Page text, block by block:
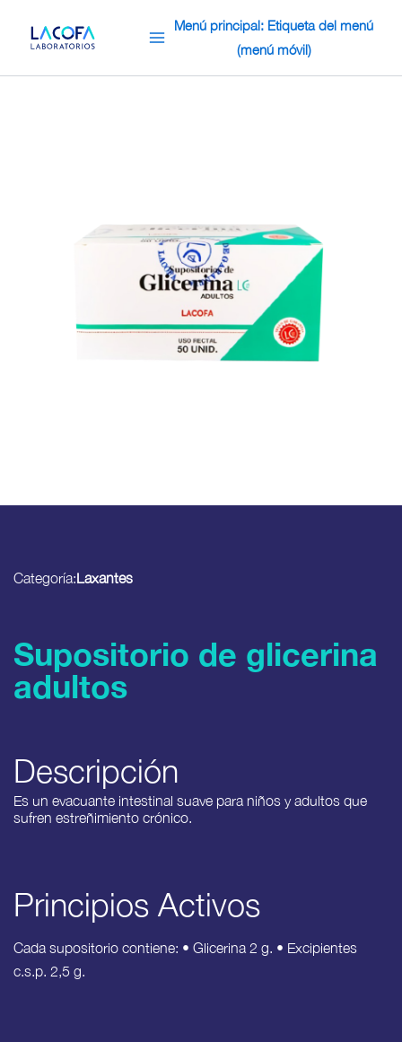
al
Menú principal: Etiqueta del menú
(menú móvil)
Categoría:Laxantes
Supositorio de glicerina
adultos
Descripción
Es un evacuante intestinal suave para niños y adultos que
sufren estreñimiento crónico.
Principios Activos
Cada supositorio contiene: • Glicerina 2 g. • Excipientes
c.s.p. 2,5 g.